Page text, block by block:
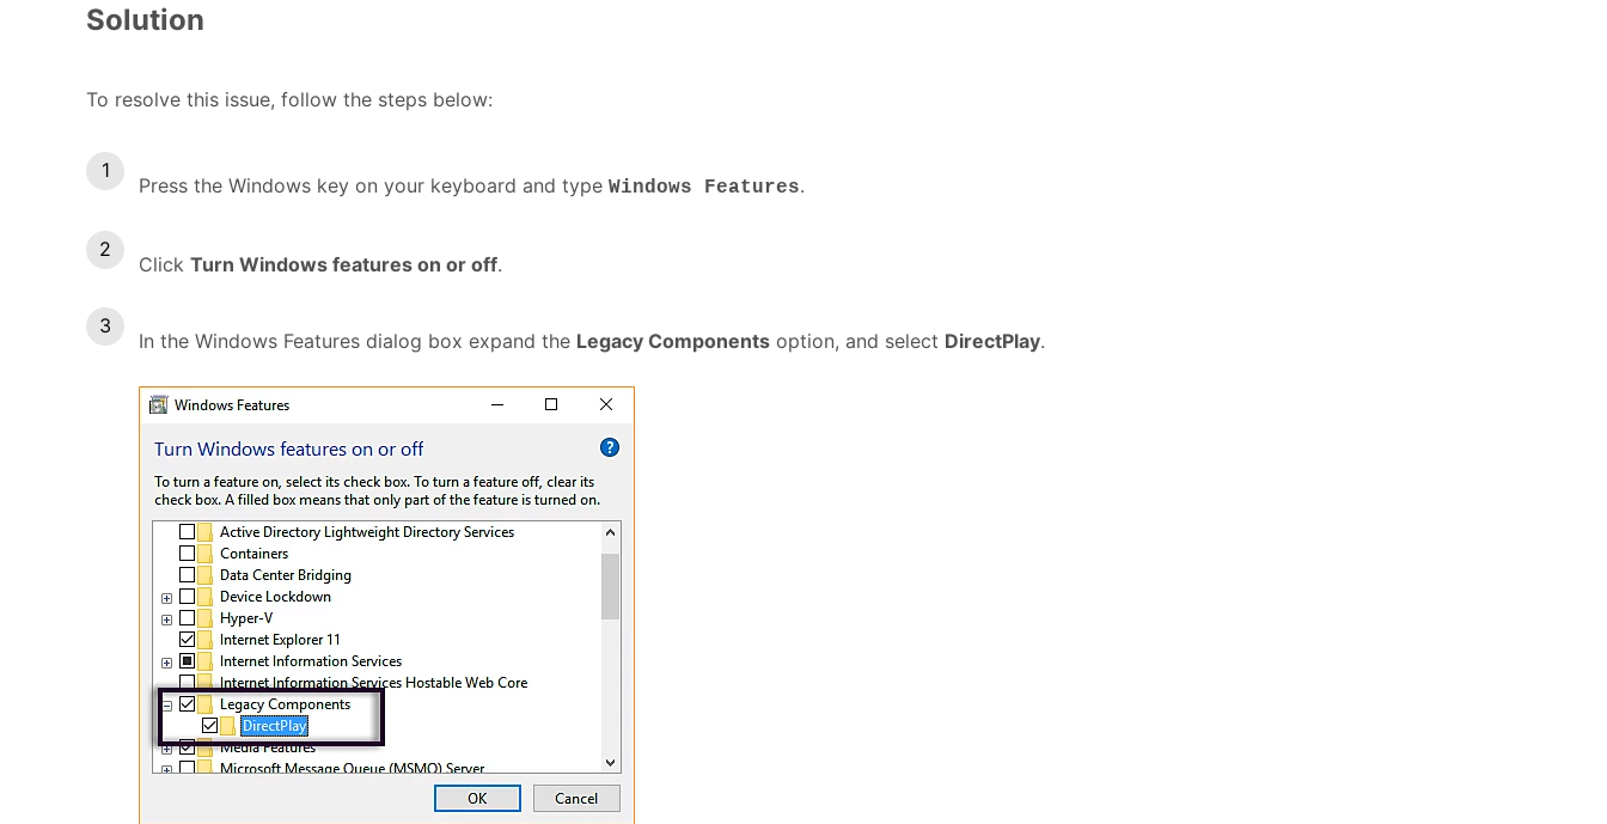
Solution
To resolve this issue, follow the steps below:
Press the Windows key on your keyboard and type Windows Features.
Click Turn Windows features on or off.
In the Windows Features dialog box expand the Legacy Components option, and select DirectPlay.